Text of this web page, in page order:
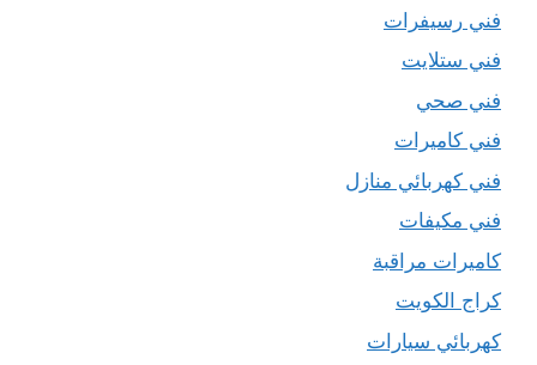
فني رسيفرات
فني ستلايت
فني صحي
فني كاميرات
فني كهربائي منازل
فني مكيفات
كاميرات مراقبة
كراج الكويت
كهربائي سيارات